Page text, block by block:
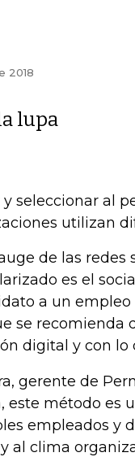
2018
lupa
seleccionar al
utilizan
de las redes
es el
a un
se recomienda
digital y con lo
gerente de
este método es
empleados y
al clima